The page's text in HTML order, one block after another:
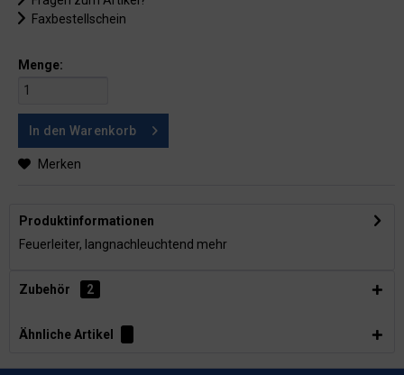
Faxbestellschein
Menge:
In den Warenkorb
Merken
Produktinformationen
Feuerleiter, langnachleuchtend mehr
Zubehör 2
Ähnliche Artikel